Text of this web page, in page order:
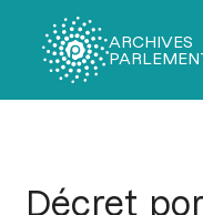
ARCHIVES
Décret